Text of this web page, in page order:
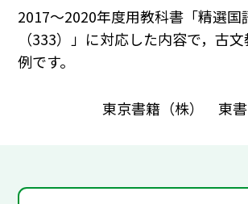
2017～2020年度用教科書「精選国
（333）」に対応した内容で，古
例です。
東京書籍（株） 東